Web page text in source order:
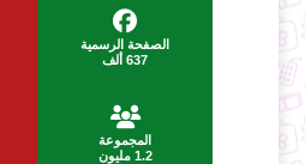
الصفحة الرسمية
637 ألف
المجموعة
1.2 مليون